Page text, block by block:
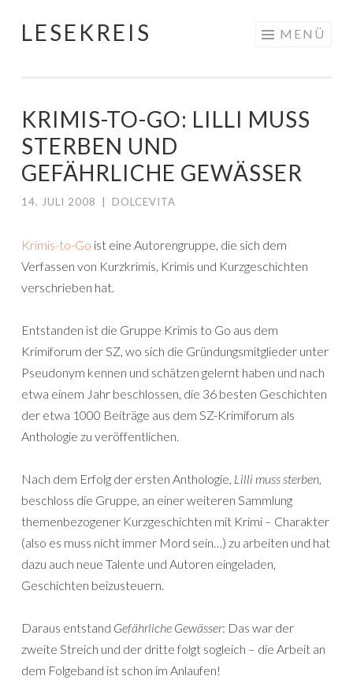
Springe
LESEKREIS MENÜ
KRIMIS-TO-GO: LILLI MUSS
STERBEN UND
GEFÄHRLICHE GEWÄSSER
14. JULI 2008 DOLCEVITA
Krimis-to-Go ist eine Autorengruppe, die sich dem
Verfassen von Kurzkrimis, Krimis und Kurzgeschichten
verschrieben hat.
Entstanden ist die Gruppe Krimis to Go aus dem
Krimiforum der SZ, wo sich die Gründungsmitglieder unter
Pseudonym kennen und schätzen gelernt haben und nach
etwa einem Jahr beschlossen, die 36 besten Geschichten
der etwa 1000 Beiträge aus dem SZ-Krimiforum als
Anthologie zu veröffentlichen.
Nach dem Erfolg der ersten Anthologie, Lilli muss sterben,
beschloss die Gruppe, an einer weiteren Sammlung
themenbezogener Kurzgeschichten mit Krimi – Charakter
(also es muss nicht immer Mord sein…) zu arbeiten und hat
dazu auch neue Talente und Autoren eingeladen,
Geschichten beizusteuern.
Daraus entstand Gefährliche Gewässer: Das war der
zweite Streich und der dritte folgt sogleich – die Arbeit an
dem Folgeband ist schon im Anlaufen!